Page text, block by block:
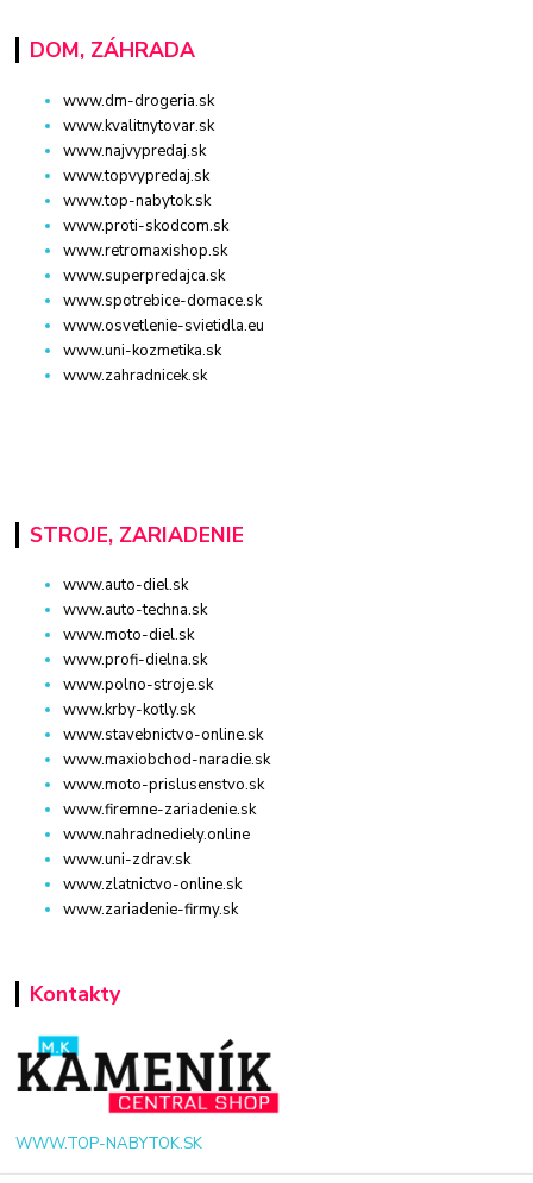
DOM, ZÁHRADA
www.dm-drogeria.sk
www.kvalitnytovar.sk
www.najvypredaj.sk
www.topvypredaj.sk
www.top-nabytok.sk
www.proti-skodcom.sk
www.retromaxishop.sk
www.superpredajca.sk
www.spotrebice-domace.sk
www.osvetlenie-svietidla.eu
www.uni-kozmetika.sk
www.zahradnicek.sk
STROJE, ZARIADENIE
www.auto-diel.sk
www.auto-techna.sk
www.moto-diel.sk
www.profi-dielna.sk
www.polno-stroje.sk
www.krby-kotly.sk
www.stavebnictvo-online.sk
www.maxiobchod-naradie.sk
www.moto-prislusenstvo.sk
www.firemne-zariadenie.sk
www.nahradnediely.online
www.uni-zdrav.sk
www.zlatnictvo-online.sk
www.zariadenie-firmy.sk
Kontakty
WWW.TOP-NABYTOK.SK